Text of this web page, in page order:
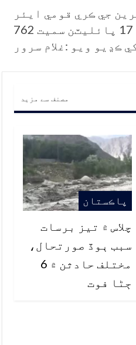
جي ڪري قومي ايئر
لائنز مان 17 پائليٽن سميت 762
ڪڍيو ويو :غلام سرور
مصنف سے مزید
پاڪستان
چلاس ۾ تيز برسات
سبب ٻوڏ صورتحال،
مختلف حادثن ۾ 6
ڄڻا فوت